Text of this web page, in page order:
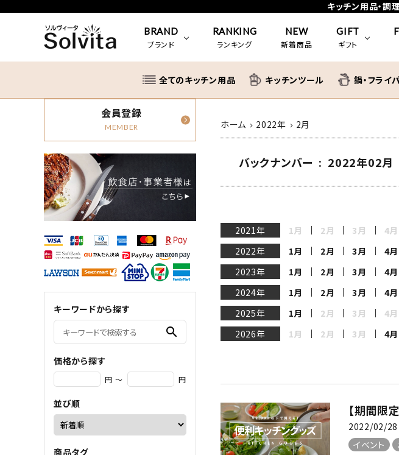
キッチン用品・調
BRAND
ブランド
富士ホーロー
ＥＡトＣＯ ハリオ
LAVA
北陸アルミニウム アデリアレトロ
Joseoh Joseph
フィレッテ bwsSELECTION
象印
PRISMATE 梅沢木材工芸社
RANKING
ランキング
NEW
新着商品
GIFT
ギフト
その他お祝い
退職祝い
全てのキッチン用品 キッチンツール 鍋・フライ
ホーム 2022年 2月
バックナンバー : 2022年02月
2021年 1月 2月 3月 4月
2022年
1月 2月 3月 4月
2023年
1月 2月 3月 4月
2024年
1月 2月 3月 4月
2025年
1月 2月 3月 4月
2026年
1月 2月 3月 4月
【期間限
2022/02/28
イベント
会員登録
MEMBER
キーワードから探す
search
価格から探す
円 ～ 円
並び順
商品タグ